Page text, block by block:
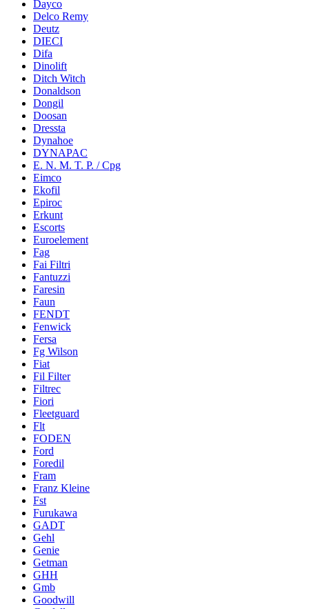
Dayco
Delco Remy
Deutz
DIECI
Difa
Dinolift
Ditch Witch
Donaldson
Dongil
Doosan
Dressta
Dynahoe
DYNAPAC
E. N. M. T. P. / Cpg
Eimco
Ekofil
Epiroc
Erkunt
Escorts
Euroelement
Fag
Fai Filtri
Fantuzzi
Faresin
Faun
FENDT
Fenwick
Fersa
Fg Wilson
Fiat
Fil Filter
Filtrec
Fiori
Fleetguard
Flt
FODEN
Ford
Foredil
Fram
Franz Kleine
Fst
Furukawa
GADT
Gehl
Genie
Getman
GHH
Gmb
Goodwill